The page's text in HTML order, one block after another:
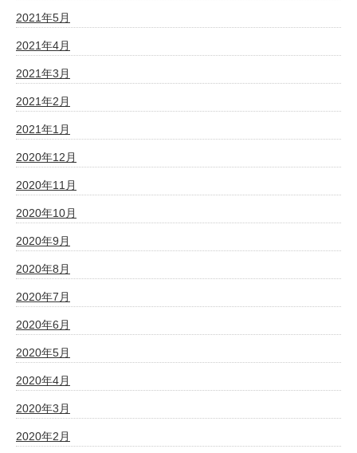
2021年5月
2021年4月
2021年3月
2021年2月
2021年1月
2020年12月
2020年11月
2020年10月
2020年9月
2020年8月
2020年7月
2020年6月
2020年5月
2020年4月
2020年3月
2020年2月